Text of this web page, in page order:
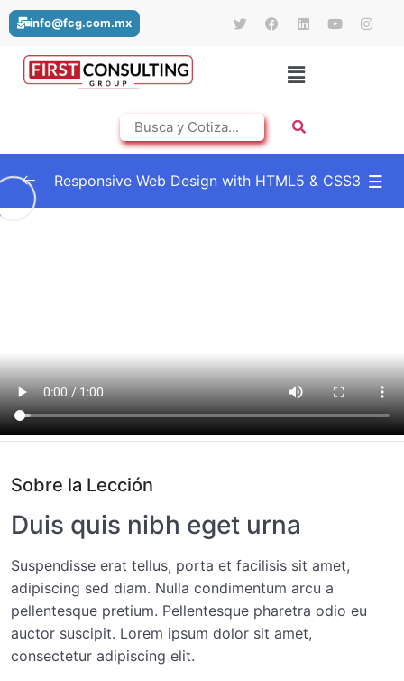
info@fcg.com.mx
Advanced CSS3 overview 01:03
Add Gooogle Font 01:00
Phone Navigation 02:15
Style the Content
Building a sample page for a news site
Responsive Web Design with HTML5 & CSS3
Sobre la Lección
Duis quis nibh eget urna
Suspendisse erat tellus, porta et facilisis sit amet,
adipiscing sed diam. Nulla condimentum arcu a
pellentesque pretium. Pellentesque pharetra odio eu
auctor suscipit. Lorem ipsum dolor sit amet,
consectetur adipiscing elit.